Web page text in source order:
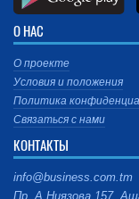
О НАС
О проекте
Условия и положения
Политика
Связаться с нами
КОНТАКТЫ
info@business.com.tm
Пр. А.Ниязова 157,